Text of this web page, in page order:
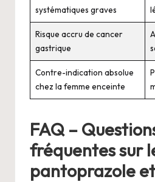
systématiques graves
Risque accru de cancer
gastrique
Contre-indication absolue
chez la femme enceinte
FAQ –
fréquentes sur
pantoprazole